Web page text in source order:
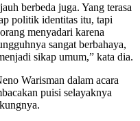
berbeda juga. Yang terasa
politik identitas itu, tapi
menyadari karena
sangat berbahaya,
sikap umum,” kata dia.
Warisman dalam acara
puisi selayaknya